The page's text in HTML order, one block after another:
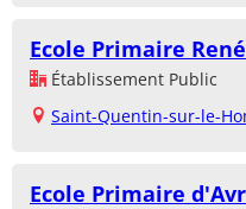
Ecole Primaire
Établissement Public
Saint-Quentin-sur-le-
Ecole Primaire